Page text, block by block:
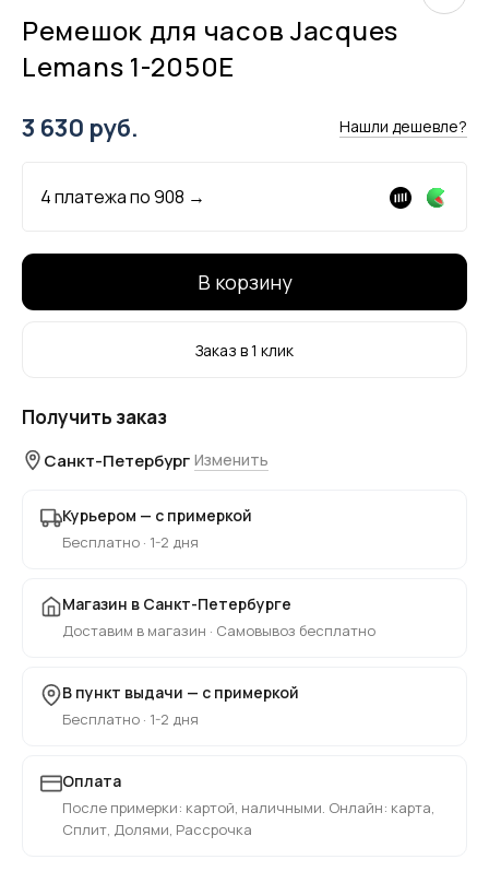
Ремешок для часов Jacques
Lemans 1-2050E
3 630 руб. Нашли дешевле?
4 платежа по908 →
В корзину
Заказ в 1 клик
Получить заказ
Санкт-Петербург Изменить
Курьером — с примеркой
Бесплатно · 1-2 дня
Магазин в Санкт-Петербурге
Доставим в магазин · Самовывоз бесплатно
В пункт выдачи — с примеркой
Бесплатно · 1-2 дня
Оплата
После примерки: картой, наличными. Онлайн: карта,
Сплит, Долями, Рассрочка